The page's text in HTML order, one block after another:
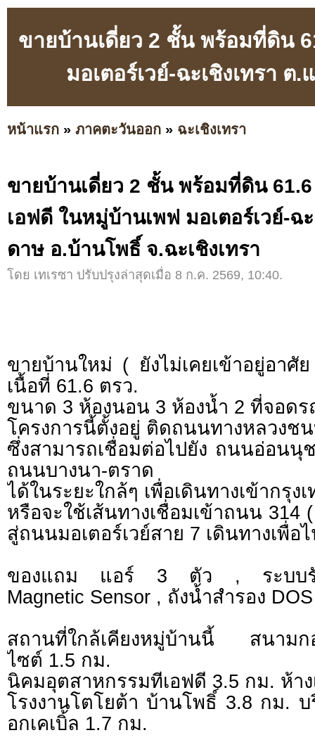
ขายบ้านเดี่ยว 2 ชั้น พร้อมที่ดิน
มอเตอร์เวย์-ฉะเชิงเทรา
หน้าแรก » ภาคตะวันออก » ฉะเชิงเทรา
ขายบ้านเดี่ยว 2 ชั้น พร้อมที่ดิน
เอฟดี ในหมู่บ้านเพฟ มอเตอร์เวย์-ฉ
ดาษ อ.บ้านโพธิ์ จ.ฉะเชิงเทรา
โดย เทเรซา ปรับปรุงล่าสุดเมื่อ 8 ก.ค. 2569, 10:40.
ขายบ้านใหม่ ( ยังไม่เคยเข้าอยู่อา
เนื้อที่ 61.6 ตรว.
ขนาด 3 ห้องนอน 3 ห้องน้ำ 2 ที่จอดร
โครงการนี้ตั้งอยู่ ติดถนนทางหลวงช
ซึ่งสามารถเชื่อมต่อไปยัง ถนนอ่อนนุ
ถนนบางนา-ตราด
ได้ในระยะใกล้ๆ เพื่อเดินทางเข้ากรุง
หรือจะใช้เส้นทางเชื่อมเข้าถนน 314
สู่ถนนมอเตอร์เวย์สาย 7 เดินทางเพื่อ
ของแถม แอร์ 3 ตัว , ระบบรัก
Magnetic Sensor , ถังน้ำสำรอง
สถานที่ใกล้เคียงหมู่บ้านนี้ สนามกอ
ไซต์ 1.5 กม.
นิคมอุตสาหกรรมทีเอฟดี 3.5 กม. ห้า
โรงงานโตโยต้า บ้านโพธิ์ 3.8 กม.
อกเคเบิ้ล 1.7 กม.